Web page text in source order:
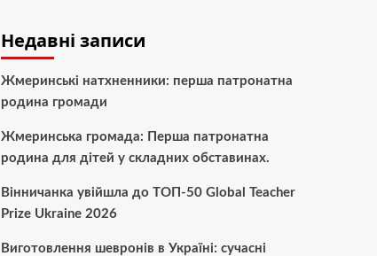
Недавні записи
Жмеринські натхненники: перша патронатна
родина громади
Жмеринська громада: Перша патронатна
родина для дітей у складних обставинах.
Вінничанка увійшла до ТОП-50 Global Teacher
Prize Ukraine 2026
Виготовлення шевронів в Україні: сучасні